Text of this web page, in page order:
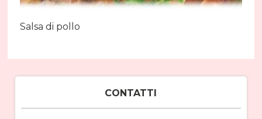
Salsa di pollo
CONTATTI